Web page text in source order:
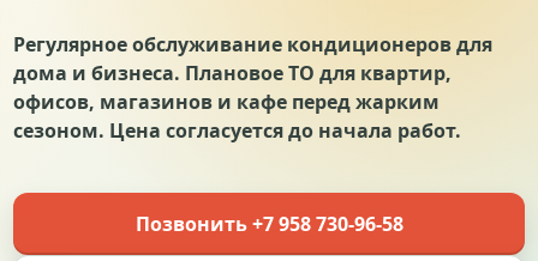
Регулярное обслуживание кондиционеров для
дома и бизнеса. Плановое ТО для квартир,
офисов, магазинов и кафе перед жарким
сезоном. Цена согласуется до начала работ.
Позвонить +7 958 730-96-58